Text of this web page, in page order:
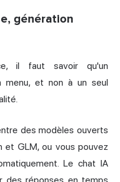
génération
il faut savoir qu'un
menu, et non à un seul
des modèles ouverts
et GLM, ou vous pouvez
Le chat IA